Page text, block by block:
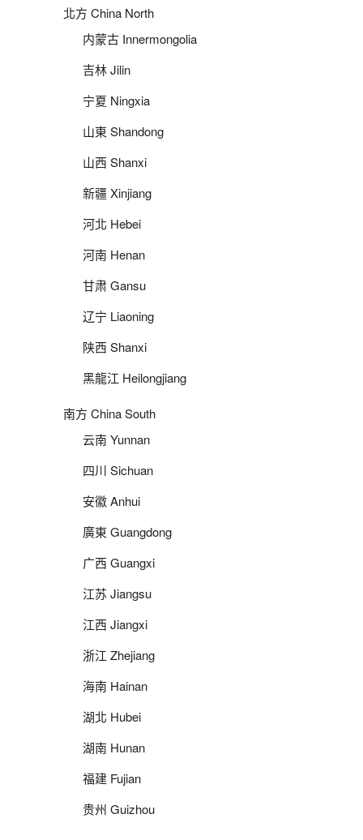
北方 China North
内蒙古 Innermongolia
吉林 Jilin
宁夏 Ningxia
山東 Shandong
山西 Shanxi
新疆 Xinjiang
河北 Hebei
河南 Henan
甘肃 Gansu
辽宁 Liaoning
陕西 Shanxi
黑龍江 Heilongjiang
南方 China South
云南 Yunnan
四川 Sichuan
安徽 Anhui
廣東 Guangdong
广西 Guangxi
江苏 Jiangsu
江西 Jiangxi
浙江 Zhejiang
海南 Hainan
湖北 Hubei
湖南 Hunan
福建 Fujian
贵州 Guizhou